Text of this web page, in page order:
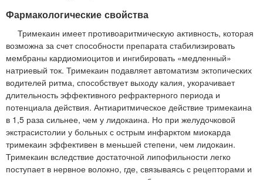
Фармакологические свойства
Тримекаин имеет противоаритмическую активность, которая
возможна за счет способности препарата стабилизировать
мембраны кардиомиоцитов и ингибировать «медленный»
натриевый ток. Тримекаин подавляет автоматизм эктопических
водителей ритма, способствует выходу калия, укорачивает
длительность эффективного рефрактерного периода и
потенциала действия. Антиаритмическое действие тримекаина
в 1,5 раза сильнее, чем у лидокаина. Но при желудочковой
экстрасистолии у больных с острым инфарктом миокарда
тримекаин эффективен в меньшей степени, чем лидокаин.
Тримекаин вследствие достаточной липофильности легко
поступает в нервное волокно, где, связываясь с рецепторами и